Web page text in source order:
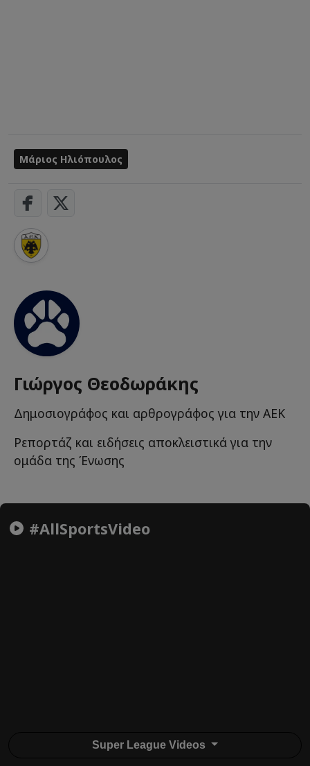
Μάριος Ηλιόπουλος
Γιώργος Θεοδωράκης
Δημοσιογράφος και αρθρογράφος για την ΑΕΚ
Ρεπορτάζ και ειδήσεις αποκλειστικά για την
ομάδα της Ένωσης
#AllSportsVideo
Super League Videos